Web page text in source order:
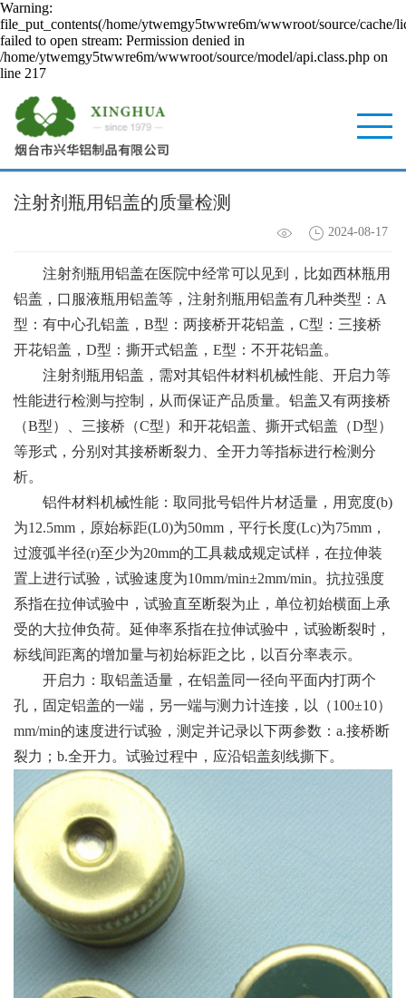
Warning:
file_put_contents(/home/ytwemgy5twwre6m/wwwroot/source/cache/
failed to open stream: Permission denied in
/home/ytwemgy5twwre6m/wwwroot/source/model/api.class.php on
line 217
注射剂瓶用铝盖的质量检测
2024-08-17
注射剂瓶用铝盖在医院中经常可以见到，比如西林瓶用
铝盖 ，口服液瓶用铝盖等，注射剂瓶用铝盖有几种类型：A
型：有中心孔铝盖，B型：两接桥开花铝盖，C型：三接桥
开花铝盖，D型：撕开式铝盖，E型：不开花铝盖。
注射剂瓶用铝盖，需对其铝件材料机械性能、开启力等
性能进行检测与控制，从而保证产品质量。 铝盖又有两接桥
（B型）、三接桥（C型）和开花铝盖、撕开式铝盖（D型）
等形式，分别对其接桥断裂力、全开力等指标进行检测分
析。
铝件材料机械性能：取同批号铝件片材适量，用宽度(b)
为12.5mm，原始标距(L0)为50mm，平行长度(Lc)为75mm，
过渡弧半径(r)至少为20mm的工具裁成规定试样，在拉伸装
置上进行试验，试验速度为10mm/min±2mm/min。抗拉强度
系指在拉伸试验中，试验直至断裂为止，单位初始横面上承
受的大拉伸负荷。延伸率系指在拉伸试验中，试验断裂时，
标线间距离的增加量与初始标距之比，以百分率表示。
开启力：取铝盖适量，在铝盖同一径向平面内打两个
孔，固定铝盖的一端，另一端与测力计连接，以（100±10）
mm/min的速度进行试验，测定并记录以下两参数：a.接桥断
裂力；b.全开力。试验过程中，应沿铝盖刻线撕下。